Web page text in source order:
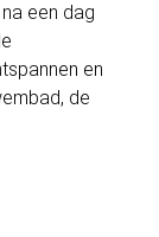
een dag
en
de